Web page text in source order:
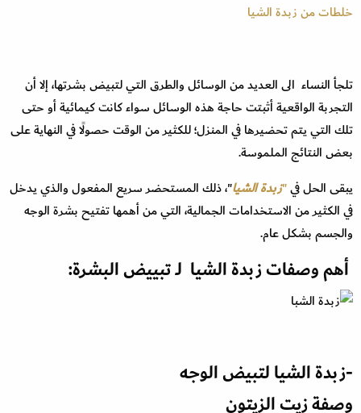
خلطات من زبدة الشيا
تلجأ النساء الى العديد من الوسائل والطرق التي لتبيض بشرتها، إلا أن
التجربة الواقعية أثبتت حاجة هذه الوسائل سواء كانت كيمائية أو حتى
تلك التي يتم تحضيرها في المنزل؛ للكثير من الوقت حصولًا في النهاية على
بعض النتائج الملموسة.
يبقى الحل في"زبدة الشيا"، ذلك المستحضر سريع المفعول والذي يدخل
في الكثير من الاستخدامات الجمالية، التي من أهمها تفتيح بشرة الوجه
والجسم بشكل عام.
أهم وصفات زبدة الشيا لـتبييض البشرة:
-زبدة الشيا لتبيض الوجه
وصفة زيت الزيتون